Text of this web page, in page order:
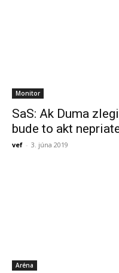
Monitor
SaS: Ak Duma
bude to akt
vef - 3. júna 2019
Aréna